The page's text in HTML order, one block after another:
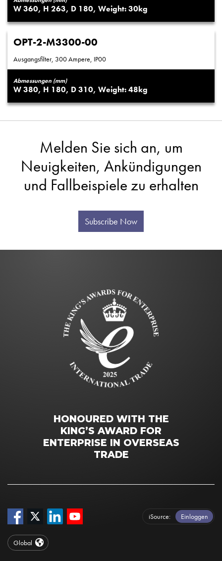
360 263 180 30
OPT-2-M3300-00
Ausgangsfilter, 300 Ampere, IP00
Abmessungen (mm)
380 180 310 48
Melden Sie sich an, um
Neuigkeiten, Ankündigungen
und Fallbeispiele zu erhalten
Subscribe Now
HONOURED WITH THE
KING’S AWARD FOR
ENTERPRISE IN OVERSEAS
TRADE
iSource Einloggen
Global